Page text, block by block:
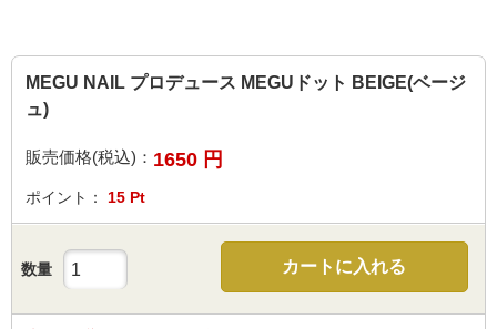
MEGU NAIL プロデュース MEGUドット BEIGE(ベージ
ュ)
販売価格(税込)： 1650 円
ポイント： 15 Pt
数量 カートに入れる